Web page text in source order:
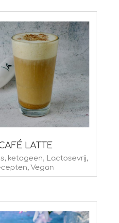
LATTE
, ketogeen, Lactosevrij,
, Vegan